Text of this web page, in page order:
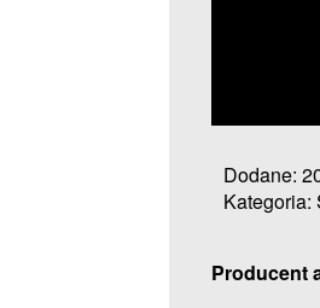
Dodane:
Kategoria:
Producent